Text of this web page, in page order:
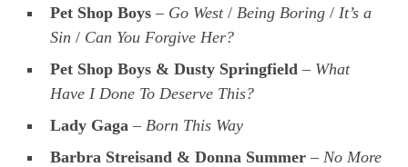
Pet Shop Boys – Go West/ Being Boring / It’s a
Sin / Can You Forgive Her?
Pet Shop Boys & Dusty Springfield – What
Have I Done To Deserve This?
Lady Gaga – Born This Way
Barbra Streisand & Donna Summer – No More